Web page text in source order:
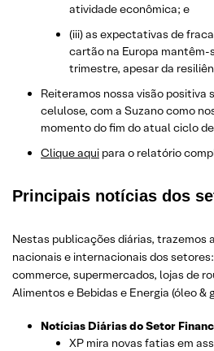
atividade econômica; e
(iii) as expectativas de
cartão na Europa mantêm-
trimestre, apesar da
Reiteramos nossa visão positiva
celulose, com a Suzano como
momento do fim do atual ciclo
Clique aqui para o relatório
Principais notícias dos
Nestas publicações diárias, trazemos
nacionais e internacionais dos setor
commerce, supermercados, lojas de
Alimentos e Bebidas e Energia (óleo &
Notícias Diárias do Setor
XP mira novas fatias em